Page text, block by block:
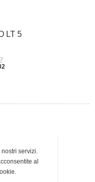
LT 5
nostri servizi.
al